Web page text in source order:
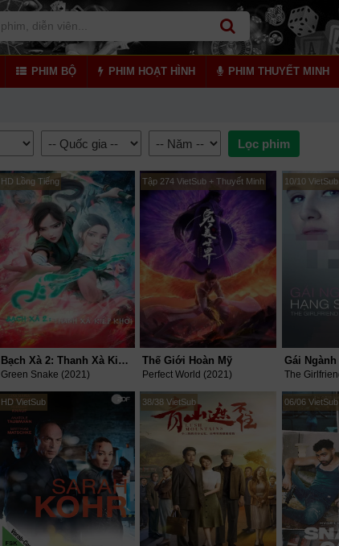
PHIM BỘ PHIM HOẠT HÌNH PHIM THUYẾT MINH
HD Lồng Tiếng
Bạch Xà 2: Thanh Xà Kiếp Khởi
Green Snake (2021)
Tập 274 VietSub + Thuyết Minh
Thế Giới Hoàn Mỹ
Perfect World (2021)
10/10 VietSub
HD VietSub 38/38 VietSub 06/06 VietSub